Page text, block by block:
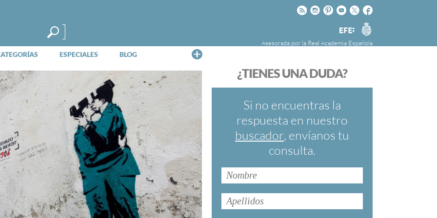
Facebook
Twitter
Youtube
Pinteres
Instagram
Rss
Agencia
EFE
Asesorada por la Real Academia Española
ESPECIALES BLOG
FundéuRAE es una fundación patrocinada por
cuyo objetivo es colaborar con el buen uso del
español en los medios de comunicación y en
Internet.
¿TIENES UNA DUDA?
Si no encuentras la
respuesta en nuestro
buscador, envíanos tu
consulta.